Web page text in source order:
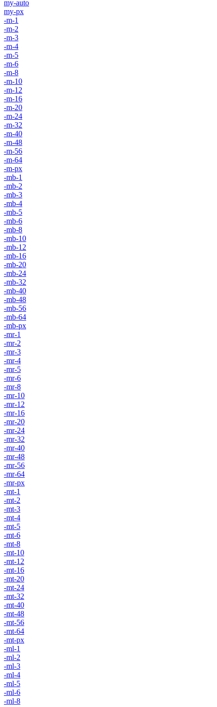
my-auto
my-px
-m-1
-m-2
-m-3
-m-4
-m-5
-m-6
-m-8
-m-10
-m-12
-m-16
-m-20
-m-24
-m-32
-m-40
-m-48
-m-56
-m-64
-m-px
-mb-1
-mb-2
-mb-3
-mb-4
-mb-5
-mb-6
-mb-8
-mb-10
-mb-12
-mb-16
-mb-20
-mb-24
-mb-32
-mb-40
-mb-48
-mb-56
-mb-64
-mb-px
-mr-1
-mr-2
-mr-3
-mr-4
-mr-5
-mr-6
-mr-8
-mr-10
-mr-12
-mr-16
-mr-20
-mr-24
-mr-32
-mr-40
-mr-48
-mr-56
-mr-64
-mr-px
-mt-1
-mt-2
-mt-3
-mt-4
-mt-5
-mt-6
-mt-8
-mt-10
-mt-12
-mt-16
-mt-20
-mt-24
-mt-32
-mt-40
-mt-48
-mt-56
-mt-64
-mt-px
-ml-1
-ml-2
-ml-3
-ml-4
-ml-5
-ml-6
-ml-8